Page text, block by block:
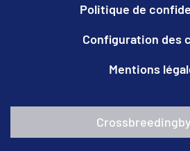
Politique de
Configuration des
Mentions